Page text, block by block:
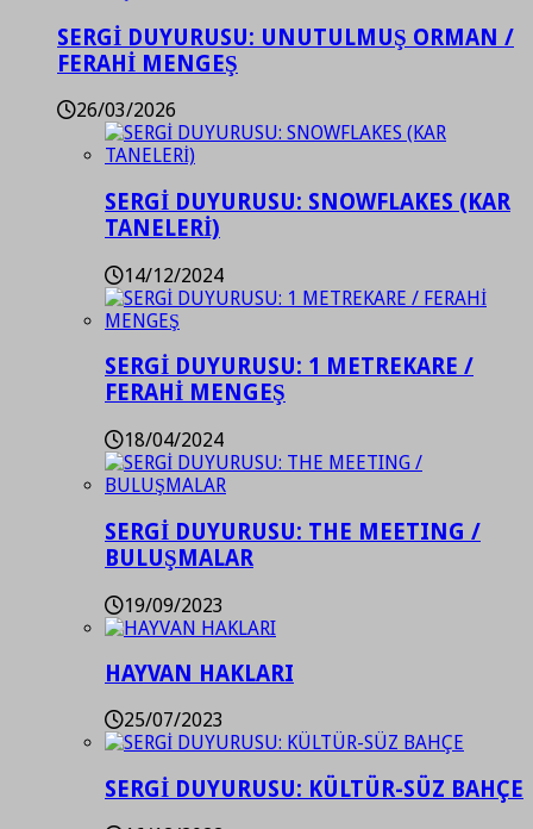
SERGİ DUYURUSU: UNUTULMUŞ ORMAN /
FERAHİ MENGEŞ
26/03/2026
SERGİ DUYURUSU: SNOWFLAKES (KAR
TANELERİ)
14/12/2024
SERGİ DUYURUSU: 1 METREKARE /
FERAHİ MENGEŞ
18/04/2024
SERGİ DUYURUSU: THE MEETING /
BULUŞMALAR
19/09/2023
HAYVAN HAKLARI
25/07/2023
SERGİ DUYURUSU: KÜLTÜR-SÜZ BAHÇE